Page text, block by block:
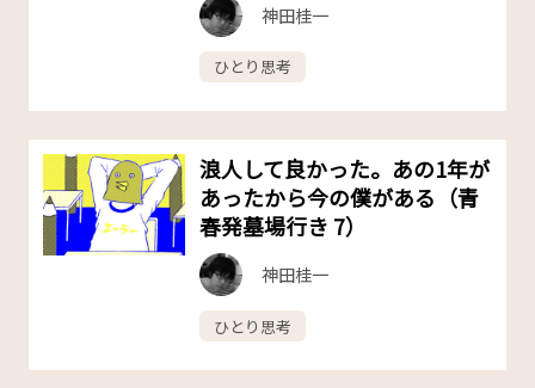
神田桂一
ひとり思考
浪人して良かった。あの1年が
あったから今の僕がある（青
春発墓場行き 7）
神田桂一
ひとり思考